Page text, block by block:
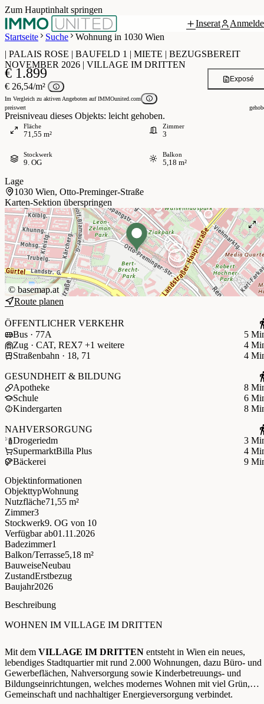
Zum Hauptinhalt springen
Inserat
Startseite
Suche Wohnung in 1030 Wien
Grundriss
| PALAIS ROSE | BAUFELD 1 | MIETE | BEZUGSBEREIT
NOVEMBER 2026 | VILLAGE IM DRITTEN
€ 1.899
€ 26,54/m²
Im Vergleich zu aktiven Angeboten auf IMMOunited.com
preiswert
Preisniveau dieses Objekts: leicht gehoben.
Exposé
Fläche
71,55 m²
Zimmer
3
Stockwerk
9. OG
Balkon
5,18 m²
Lage
1030 Wien, Otto-Preminger-Straße
Karten-Sektion überspringen
© basemap.at
Route planen
ÖFFENTLICHER VERKEHR
Bus · 77A
5
Zug · CAT, REX7 +1 weitere
4
Straßenbahn · 18, 71
4
GESUNDHEIT & BILDUNG
Apotheke
8
Schule
6
Kindergarten
8
NAHVERSORGUNG
Drogeriedm
3
SupermarktBilla Plus
4
Bäckerei
9
Objektinformationen
ObjekttypWohnung
Nutzfläche71,55 m²
Zimmer3
Stockwerk9. OG von 10
Verfügbar ab01.11.2026
Badezimmer1
Balkon/Terrasse5,18 m²
BauweiseNeubau
ZustandErstbezug
Baujahr2026
Beschreibung
WOHNEN IM VILLAGE IM DRITTEN
Mit dem VILLAGE IM DRITTEN entsteht in Wien ein neues,
lebendiges Stadtquartier mit rund 2.000 Wohnungen, dazu Büro- und
Gewerbeflächen, Nahversorgung sowie Kinderbetreuungs- und
Bildungseinrichtungen, welches modernes Wohnen mit viel Grün,
Gemeinschaft und nachhaltiger Energieversorgung verbindet.